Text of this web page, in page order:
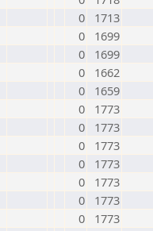
0
1713
0
1699
0
1699
0
1662
0
1659
0
1773
0
1773
0
1773
0
1773
0
1773
0
1773
0
1773